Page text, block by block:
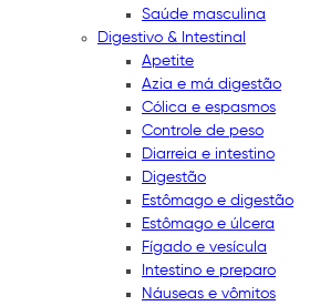
Saúde masculina
Digestivo & Intestinal
Apetite
Azia e má digestão
Cólica e espasmos
Controle de peso
Diarreia e intestino
Digestão
Estômago e digestão
Estômago e úlcera
Fígado e vesícula
Intestino e preparo
Náuseas e vômitos